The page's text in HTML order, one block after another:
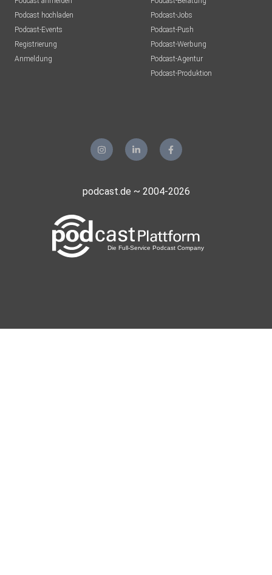
Podcast hochladen
Podcast-Events
Registrierung
Anmeldung
Podcast-Jobs
Podcast-Push
Podcast-Werbung
Podcast-Agentur
Podcast-Produktion
podcast.de ~ 2004-2026